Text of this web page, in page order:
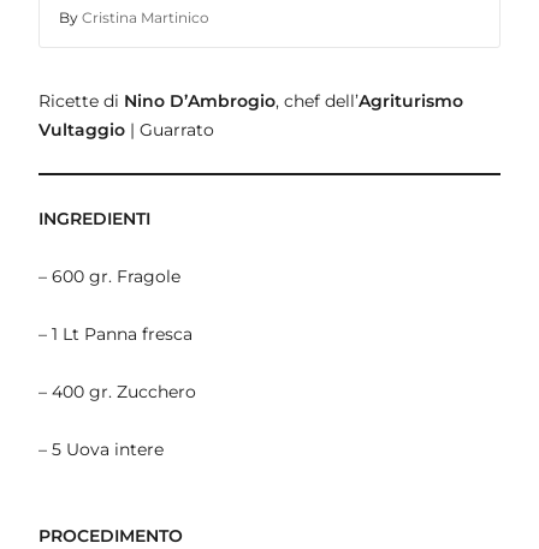
By Cristina Martinico
Ricette di Nino D’Ambrogio, chef dell’Agriturismo
Vultaggio | Guarrato
INGREDIENTI
– 600 gr. Fragole
– 1 Lt Panna fresca
– 400 gr. Zucchero
– 5 Uova intere
PROCEDIMENTO